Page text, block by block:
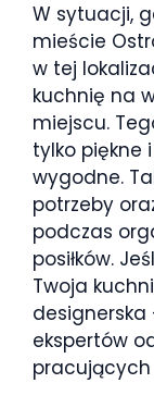
W sytuacji,
mieście
w tej
kuchnię na
miejscu.
tylko piękne
wygodne.
potrzeby
podczas
posiłków.
Twoja
ekspertów
pracujących